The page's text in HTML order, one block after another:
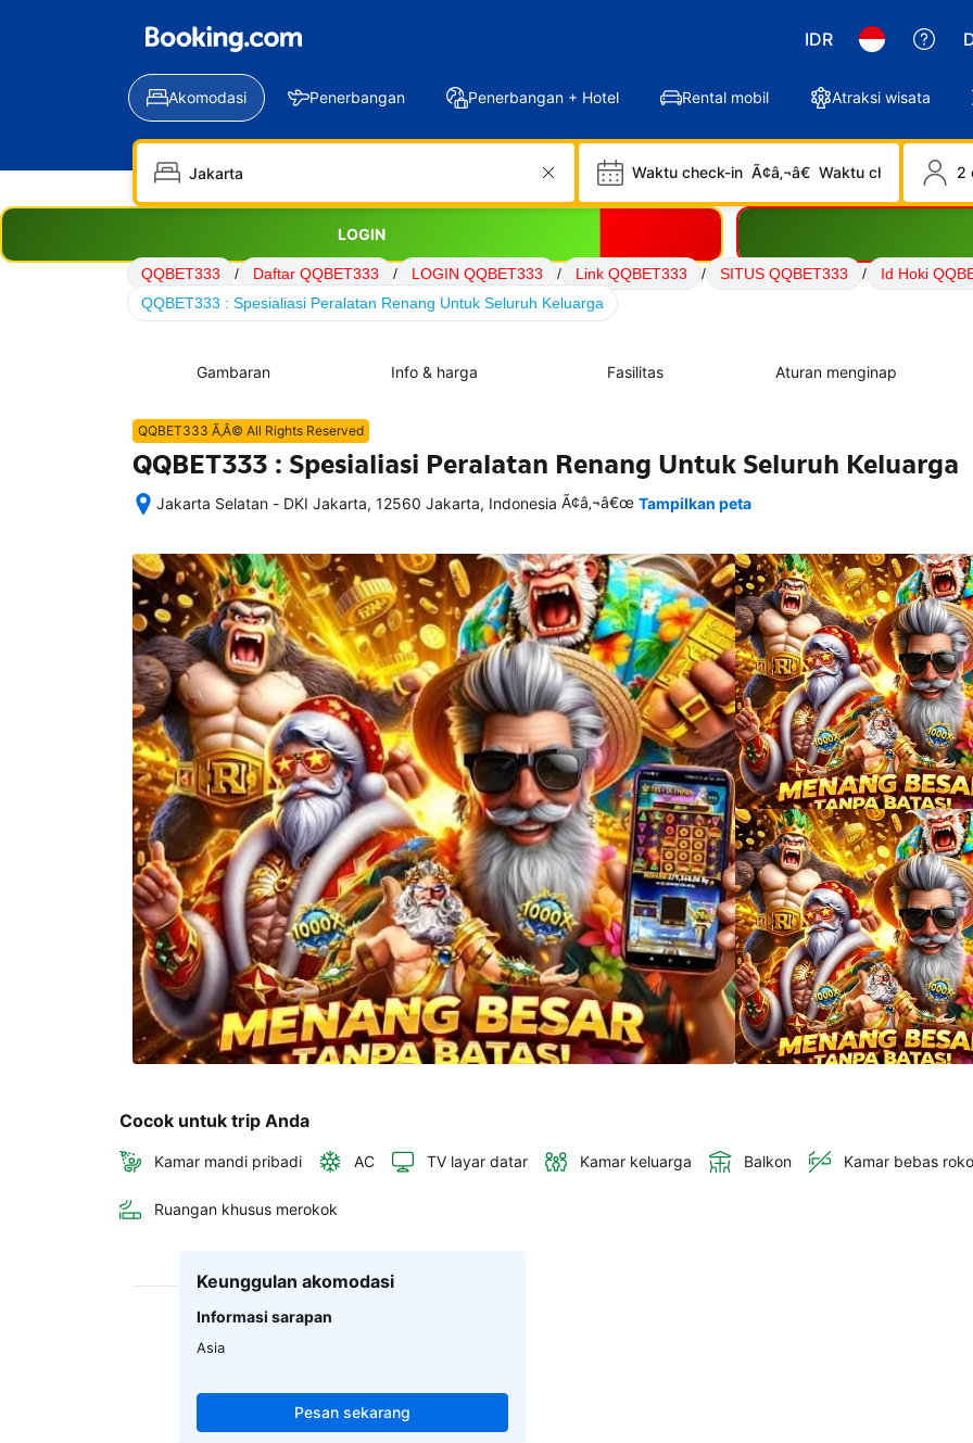
IDR
Akomodasi Penerbangan Penerbangan + Hotel Rental mobil Atraksi wisata
Waktu check-in Ã¢â‚¬â€ Waktu check-out 2
LOGIN
QQBET333 / Daftar QQBET333 / LOGIN QQBET333 / Link QQBET333 / SITUS QQBET333 / Id Hoki
QQBET333 : Spesialiasi Peralatan Renang Untuk Seluruh Keluarga
Gambaran Info & harga Fasilitas Aturan menginap
QQBET333 Ã‚Â© All Rights Reserved
QQBET333 : Spesialiasi Peralatan Renang Untuk Seluruh Keluarga
Jakarta Selatan - DKI Jakarta, 12560 Jakarta, Indonesia
semua
rincian
akomodasi
termasuk
nomor
telepon
dan
alamat
akan
disertakan
dalam
konfirmasi
pemesanan
dan
akun
Anda.
Ã¢â‚¬â€œ Tampilkan peta
Cocok untuk trip Anda
Kamar mandi pribadi AC TV layar datar Kamar keluarga Balkon Kamar bebas
Ruangan khusus merokok
Keunggulan akomodasi
Informasi sarapan
Asia
Pesan sekarang